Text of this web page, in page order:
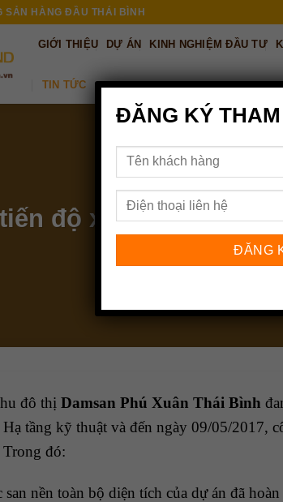
SẢN HÀNG ĐẦU THÁI BÌNH
GIỚI THIỆU DỰ ÁN KINH NGHIỆM ĐẦU TƯ
TIN TỨC
độ xây dựng khu
đô thị Damsan Phú Xuân Thái Bình
tầng kỹ thuật và đến ngày 09/05/2017,
Trong đó:
san nền toàn bộ diện tích của dự án đã
ĐĂNG KÝ